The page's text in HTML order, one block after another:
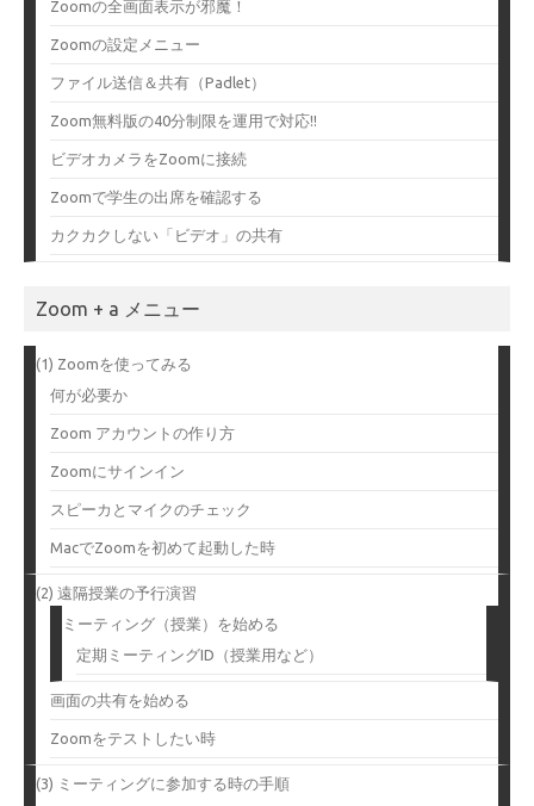
Zoomの全画面表示が邪魔！
Zoomの設定メニュー
ファイル送信＆共有（Padlet）
Zoom無料版の40分制限を運用で対応!!
ビデオカメラをZoomに接続
Zoomで学生の出席を確認する
カクカクしない「ビデオ」の共有
Zoom + a メニュー
(1) Zoomを使ってみる
何が必要か
Zoom アカウントの作り方
Zoomにサインイン
スピーカとマイクのチェック
MacでZoomを初めて起動した時
(2) 遠隔授業の予行演習
ミーティング（授業）を始める
定期ミーティングID（授業用など）
画面の共有を始める
Zoomをテストしたい時
(3) ミーティングに参加する時の手順